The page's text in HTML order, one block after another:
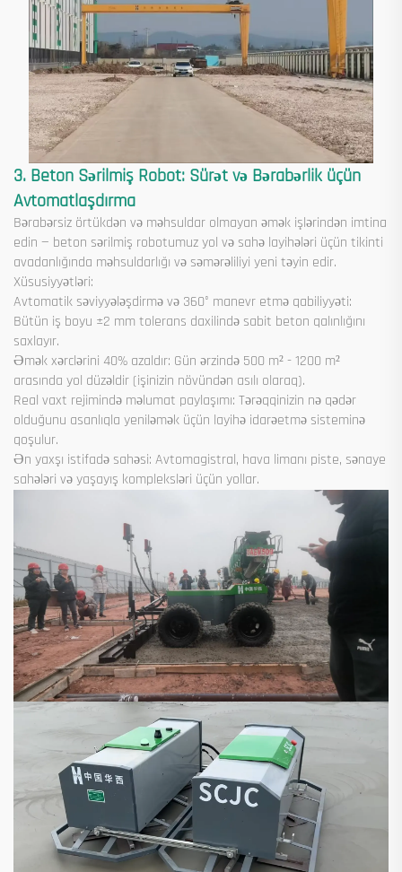
3. Beton Sərilmiş Robot: Sürət və Bərabərlik üçün
Avtomatlaşdırma
Bərabərsiz örtükdən və məhsuldar olmayan əmək işlərindən imtina
edin — beton sərilmiş robotumuz yol və sahə layihələri üçün tikinti
avadanlığında məhsuldarlığı və səmərəliliyi yeni təyin edir.
Xüsusiyyətləri:
Avtomatik səviyyələşdirmə və 360° manevr etmə qabiliyyəti:
Bütün iş boyu ±2 mm tolerans daxilində sabit beton qalınlığını
saxlayır.
Əmək xərclərini 40% azaldır: Gün ərzində 500 m² - 1200 m²
arasında yol düzəldir (işinizin növündən asılı olaraq).
Real vaxt rejimində məlumat paylaşımı: Tərəqqinizin nə qədər
olduğunu asanlıqla yeniləmək üçün layihə idarəetmə sisteminə
qoşulur.
Ən yaxşı istifadə sahəsi: Avtomagistral, hava limanı piste, sənaye
sahələri və yaşayış kompleksləri üçün yollar.